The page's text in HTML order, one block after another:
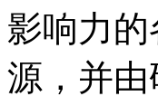
影响力
源，并